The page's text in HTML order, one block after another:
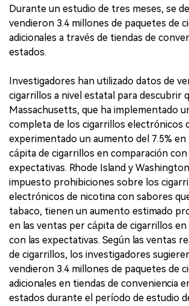
Durante un estudio de tres meses, se
vendieron 3.4 millones de paquetes de
adicionales a través de tiendas de
estados.
Investigadores han utilizado datos de
cigarrillos a nivel estatal para descubrir
Massachusetts, que ha implementado
completa de los cigarrillos electrónicos
experimentado un aumento del 7.5% en
cápita de cigarrillos en comparación con
expectativas. Rhode Island y
impuesto prohibiciones sobre los
electrónicos de nicotina con sabores
tabaco, tienen un aumento estimado
en las ventas per cápita de cigarrillos
con las expectativas. Según las ventas
de cigarrillos, los investigadores
vendieron 3.4 millones de paquetes de
adicionales en tiendas de conveniencia
estados durante el período de estudio